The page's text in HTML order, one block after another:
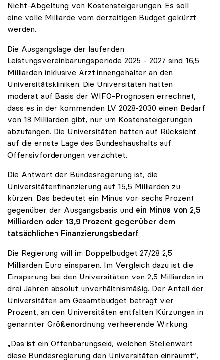
Nicht-Abgeltung von Kostensteigerungen. Es soll
eine volle Milliarde vom derzeitigen Budget gekürzt
werden.
Die Ausgangslage der laufenden
Leistungsvereinbarungsperiode 2025 - 2027 sind 16,5
Milliarden inklusive Ärzt:innengehälter an den
Universitätskliniken. Die Universitäten hatten
moderat auf Basis der WIFO-Prognosen errechnet,
dass es in der kommenden LV 2028-2030 einen Bedarf
von 18 Milliarden gibt, nur um Kostensteigerungen
abzufangen. Die Universitäten hatten auf Rücksicht
auf die ernste Lage des Bundeshaushalts auf
Offensivforderungen verzichtet.
Die Antwort der Bundesregierung ist, die
Universitätenfinanzierung auf 15,5 Milliarden zu
kürzen. Das bedeutet ein Minus von sechs Prozent
gegenüber der Ausgangsbasis und ein Minus von 2,5
Milliarden oder 13,9 Prozent gegenüber dem
tatsächlichen Finanzierungsbedarf.
Die Regierung will im Doppelbudget 27/28 2,5
Milliarden Euro einsparen. Im Vergleich dazu ist die
Einsparung bei den Universitäten von 2,5 Milliarden in
drei Jahren absolut unverhältnismäßig. Der Anteil der
Universitäten am Gesamtbudget beträgt vier
Prozent, an den Universitäten entfalten Kürzungen in
genannter Größenordnung verheerende Wirkung.
„Das ist ein Offenbarungseid, welchen Stellenwert
diese Bundesregierung den Universitäten einräumt“,